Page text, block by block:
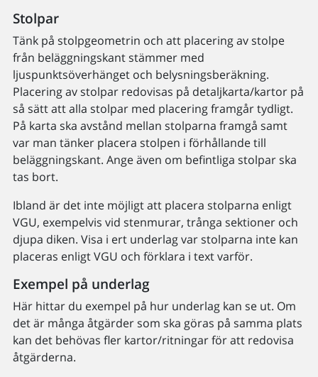
Stolpar
Tänk på stolpgeometrin och att placering av stolpe
från beläggningskant stämmer med
ljuspunktsöverhänget och belysningsberäkning.
Placering av stolpar redovisas på detaljkarta/kartor på
så sätt att alla stolpar med placering framgår tydligt.
På karta ska avstånd mellan stolparna framgå samt
var man tänker placera stolpen i förhållande till
beläggningskant. Ange även om befintliga stolpar ska
tas bort.
Ibland är det inte möjligt att placera stolparna enligt
VGU, exempelvis vid stenmurar, trånga sektioner och
djupa diken. Visa i ert underlag var stolparna inte kan
placeras enligt VGU och förklara i text varför.
Exempel på underlag
Här hittar du exempel på hur underlag kan se ut. Om
det är många åtgärder som ska göras på samma plats
kan det behövas fler kartor/ritningar för att redovisa
åtgärderna.